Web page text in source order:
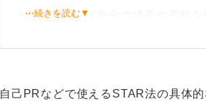
学生の多くは自分の成長や意欲
影響を与えられるのかを主軸に
⋯続きを読む▼
自己PRなどで使えるSTAR法の具体